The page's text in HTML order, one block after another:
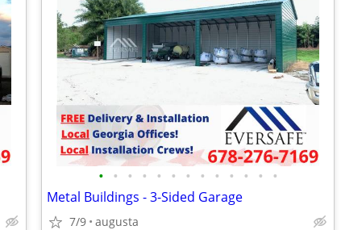
• • • • • • • • • • • • •
Metal Buildings - 3-Sided Garage
7/9 augusta